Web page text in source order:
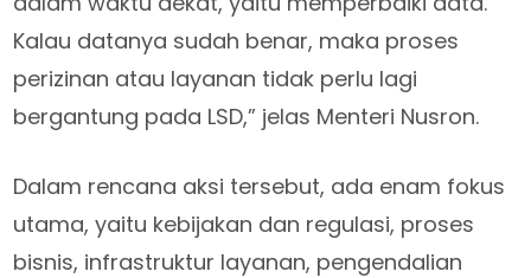
Kalau datanya sudah benar, maka proses
perizinan atau layanan tidak perlu lagi
bergantung pada LSD,” jelas Menteri Nusron.
Dalam rencana aksi tersebut, ada enam fokus
utama, yaitu kebijakan dan regulasi, proses
bisnis, infrastruktur layanan, pengendalian